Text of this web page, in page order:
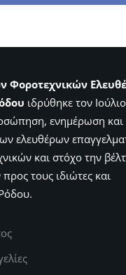
Φοροτεχνικών
ιδρύθηκε τον
ενημέρωση και
ελευθέρων
και στόχο την
τους ιδιώτες και